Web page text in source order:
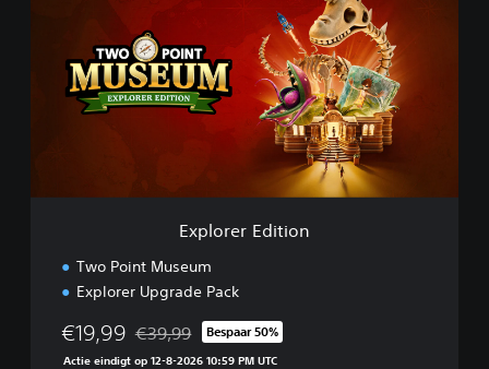
t
Explorer Edition
Two Point Museum
Explorer Upgrade Pack
€19,99 Korting ten opzichte van de oorspronkelijke prijs
€39,99 Bespaar 50%
Actie eindigt op 12-8-2026 10:59 PM UTC